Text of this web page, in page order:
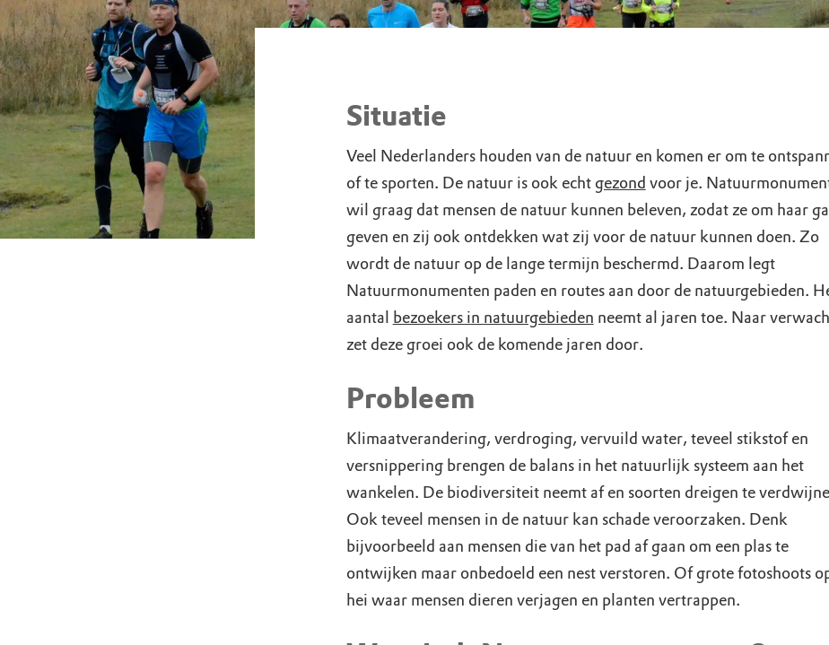
Situatie
Veel Nederlanders houden van de natuur en komen er om te
of te sporten. De natuur is ook echt gezond voor je.
wil graag dat mensen de natuur kunnen beleven, zodat ze om haar
geven en zij ook ontdekken wat zij voor de natuur kunnen doen. Zo
wordt de natuur op de lange termijn beschermd. Daarom legt
Natuurmonumenten paden en routes aan door de natuurgebieden.
aantal bezoekers in natuurgebieden neemt al jaren toe. Naar
zet deze groei ook de komende jaren door.
Probleem
Klimaatverandering, verdroging, vervuild water, teveel stikstof en
versnippering brengen de balans in het natuurlijk systeem aan het
wankelen. De biodiversiteit neemt af en soorten dreigen te
Ook teveel mensen in de natuur kan schade veroorzaken. Denk
bijvoorbeeld aan mensen die van het pad af gaan om een plas te
ontwijken maar onbedoeld een nest verstoren. Of grote fotoshoots
hei waar mensen dieren verjagen en planten vertrappen.